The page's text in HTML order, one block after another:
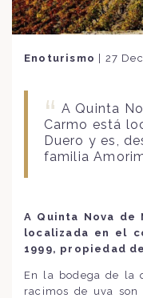
Enoturismo | 27
A Quinta
Carmo está
Duero y es,
familia
A Quinta Nova de
localizada en el
1999, propiedad
En la bodega de la
racimos de uva son